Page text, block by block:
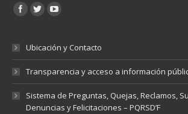
Encuéntranos en:
Ubicación y Contacto
Transparencia y acceso a información
Sistema de Preguntas, Quejas, Reclamos,
Denuncias y Felicitaciones – PQRSD’F